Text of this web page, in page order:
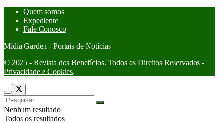
Quem somos
Expediente
Fale Conosco
Mídia Garden - Portais de Notícias
© 2025 - Revista dos Benefícios. Todos os Direitos Reservados -
Privacidade e Cookies.
Nenhum resultado
Todos os resultados